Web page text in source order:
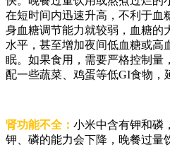
在短时间内迅速升高，不利于血
身血糖调节能力就较弱，血糖的
水平，甚至增加夜间低血糖或高
眠。如果食用，需要严格控制量
配一些蔬菜、鸡蛋等低GI食物，
肾功能不全： 小米中含有钾和磷
钾、磷的能力会下降，晚餐过量